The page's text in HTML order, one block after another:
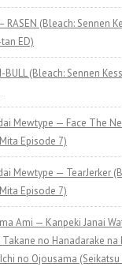
RASEN (Bleach: Sennen
ED)
(Bleach: Sennen
Mewtype — Face The
Episode 7)
Mewtype — TearJerker
Episode 7)
Ami — Kanpeki Janai
Takane no Hanadarake
no Ojousama